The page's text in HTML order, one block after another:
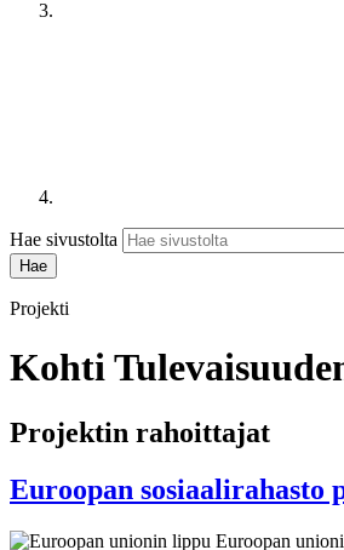
Hae sivustolta
Projekti
Kohti
Projektin rahoittajat
Euroopan sosiaalirahasto